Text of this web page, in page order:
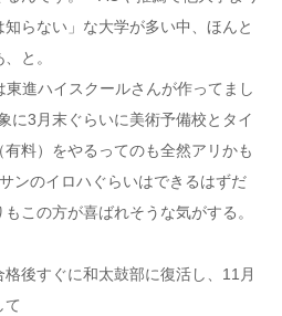
らない」な大学が多い中、ほんと
と。
進ハイスクールさんが作ってまし
に3月末ぐらいに美術予備校とタイ
料）をやるってのも全然アリかも
ンのイロハぐらいはできるはずだ
この方が喜ばれそうな気がする。
後すぐに和太鼓部に復活し、11月
て